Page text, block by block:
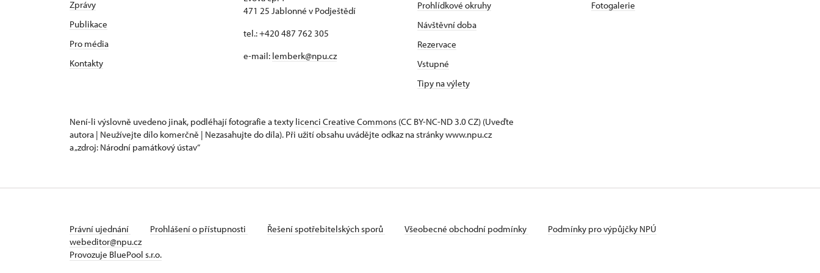
Zprávy
Publikace
Pro média
Kontakty
471 25 Jablonné v Podještědí
tel.: +420 487 762 305
e-mail: lemberk@npu.cz
Prohlídkové okruhy
Návštěvní doba
Rezervace
Vstupné
Tipy na výlety
Fotogalerie
Není-li výslovně uvedeno jinak, podléhají fotografie a texty licenci Creative Commons (CC BY-NC-ND 3.0 CZ) (Uveďte
autora | Neužívejte dílo komerčně | Nezasahujte do díla). Při užití obsahu uvádějte odkaz na stránky www.npu.cz
a „zdroj: Národní památkový ústav“
Právní ujednání Prohlášení o přístupnosti Řešení spotřebitelských sporů Všeobecné obchodní podmínky
Podmínky pro výpůjčky NPÚ
webeditor@npu.cz
Provozuje BluePool s.r.o.